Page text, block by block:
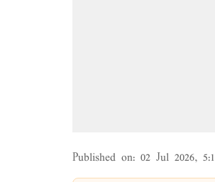
Published on: 02 Jul 2026,